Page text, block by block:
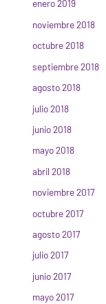
enero 2019
noviembre 2018
octubre 2018
septiembre 2018
agosto 2018
julio 2018
junio 2018
mayo 2018
abril 2018
noviembre 2017
octubre 2017
agosto 2017
julio 2017
junio 2017
mayo 2017